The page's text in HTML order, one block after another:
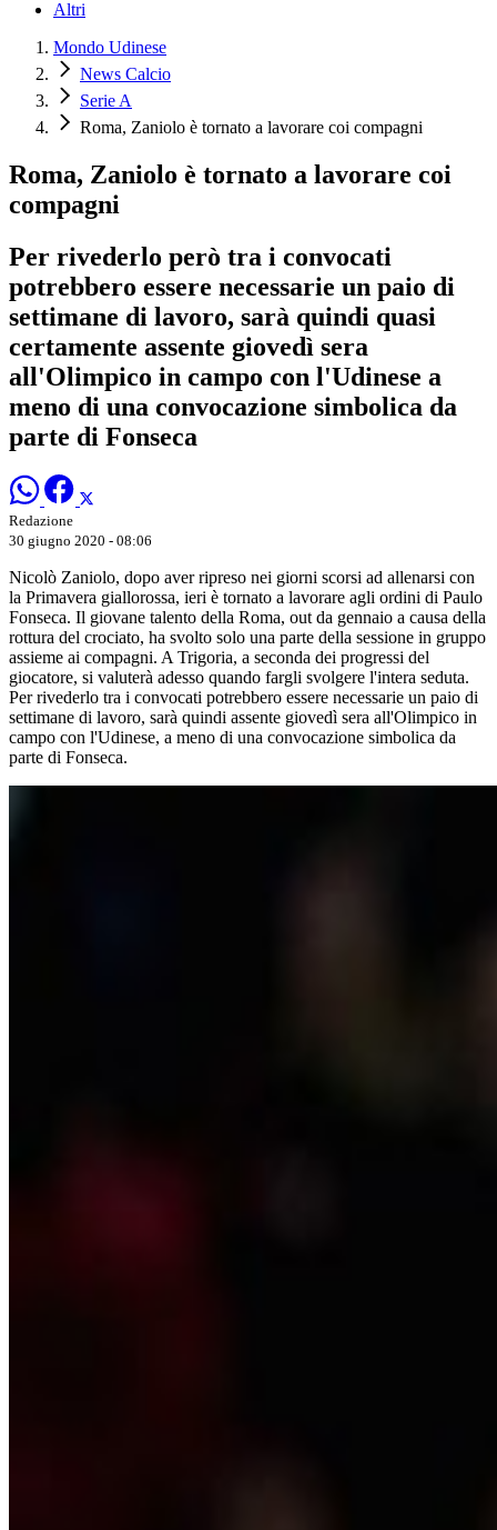
Altri
Mondo Udinese
News Calcio
Serie A
Roma, Zaniolo è tornato a lavorare coi compagni
Roma, Zaniolo è tornato a lavorare coi
compagni
Per rivederlo però tra i convocati
potrebbero essere necessarie un paio di
settimane di lavoro, sarà quindi quasi
certamente assente giovedì sera
all'Olimpico in campo con l'Udinese a
meno di una convocazione simbolica da
parte di Fonseca
Redazione
30 giugno 2020 - 08:06
Nicolò Zaniolo, dopo aver ripreso nei giorni scorsi ad allenarsi con
la Primavera giallorossa, ieri è tornato a lavorare agli ordini di Paulo
Fonseca. Il giovane talento della Roma, out da gennaio a causa della
rottura del crociato, ha svolto solo una parte della sessione in gruppo
assieme ai compagni. A Trigoria, a seconda dei progressi del
giocatore, si valuterà adesso quando fargli svolgere l'intera seduta.
Per rivederlo tra i convocati potrebbero essere necessarie un paio di
settimane di lavoro, sarà quindi assente giovedì sera all'Olimpico in
campo con l'Udinese, a meno di una convocazione simbolica da
parte di Fonseca.